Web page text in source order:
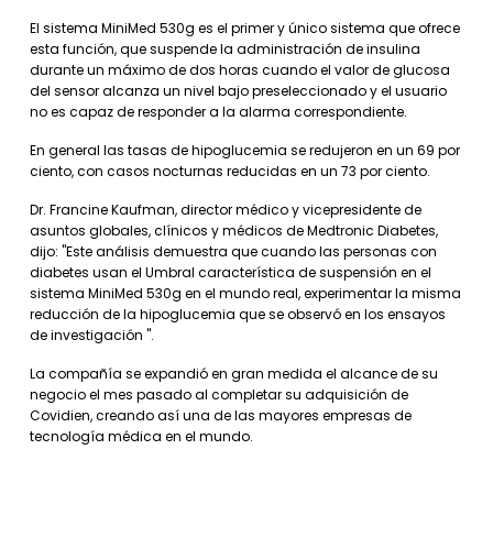
El sistema MiniMed 530g es el primer y único sistema que ofrece
esta función, que suspende la administración de insulina
durante un máximo de dos horas cuando el valor de glucosa
del sensor alcanza un nivel bajo preseleccionado y el usuario
no es capaz de responder a la alarma correspondiente.
En general las tasas de hipoglucemia se redujeron en un 69 por
ciento, con casos nocturnas reducidas en un 73 por ciento.
Dr. Francine Kaufman, director médico y vicepresidente de
asuntos globales, clínicos y médicos de Medtronic Diabetes,
dijo: "Este análisis demuestra que cuando las personas con
diabetes usan el Umbral característica de suspensión en el
sistema MiniMed 530g en el mundo real, experimentar la misma
reducción de la hipoglucemia que se observó en los ensayos
de investigación ".
La compañía se expandió en gran medida el alcance de su
negocio el mes pasado al completar su adquisición de
Covidien, creando así una de las mayores empresas de
tecnología médica en el mundo.